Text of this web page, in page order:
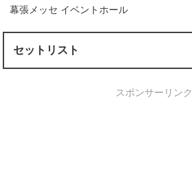
幕張メッセ イベントホール
セットリスト
スポンサーリンク